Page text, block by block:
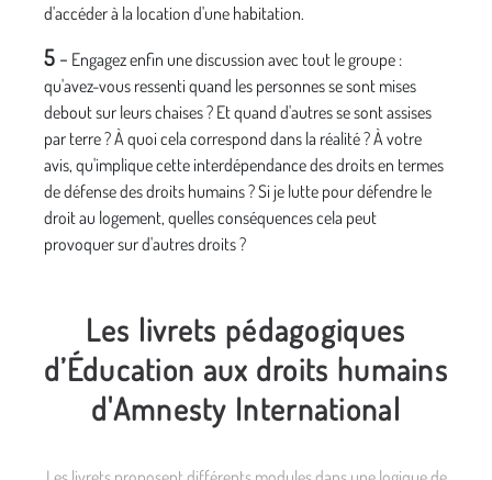
d'accéder à la location d'une habitation.
5- Engagez enfin une discussion avec tout le groupe :
qu'avez-vous ressenti quand les personnes se sont mises
debout sur leurs chaises ? Et quand d'autres se sont assises
par terre ? À quoi cela correspond dans la réalité ? À votre
avis, qu'implique cette interdépendance des droits en termes
de défense des droits humains ? Si je lutte pour défendre le
droit au logement, quelles conséquences cela peut
provoquer sur d'autres droits ?
Les livrets pédagogiques
d’Éducation aux droits humains
d'Amnesty International